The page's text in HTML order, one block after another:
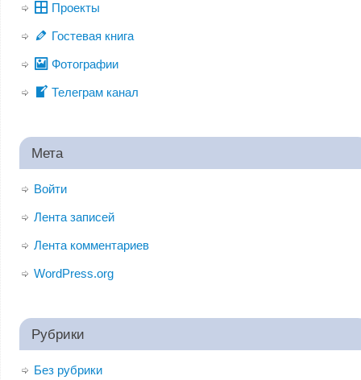
Проекты
Гостевая книга
Фотографии
Телеграм канал
Мета
Войти
Лента записей
Лента комментариев
WordPress.org
Рубрики
Без рубрики